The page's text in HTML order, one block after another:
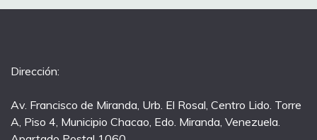
Dirección:
Av. Francisco de Miranda, Urb. El Rosal, Centro Lido. Torre
A, Piso 4, Municipio Chacao, Edo. Miranda, Venezuela.